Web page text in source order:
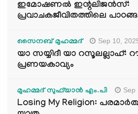
ഇമോഷണൽ ഇന്റലിജൻസ്:
പ്രവാചകജീവിതത്തിലെ
സൈനബ് മുഹമ്മദ് Sep 10,
യാ സയ്യിദീ യാ റസൂലല്ലാഹ്:
പ്രണയകാവ്യം
മുഹമ്മദ് സുഫ്‌യാൻ എം.പി Sep
Losing My Religion: